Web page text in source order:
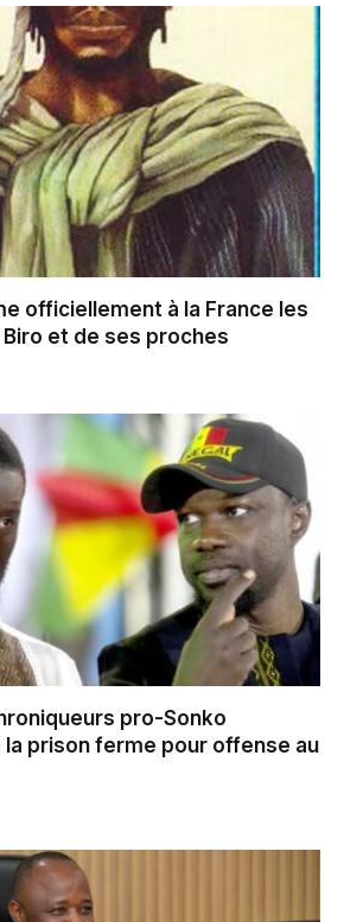
officiellement à la France les
et de ses proches
pro-Sonko
la prison ferme pour offense au